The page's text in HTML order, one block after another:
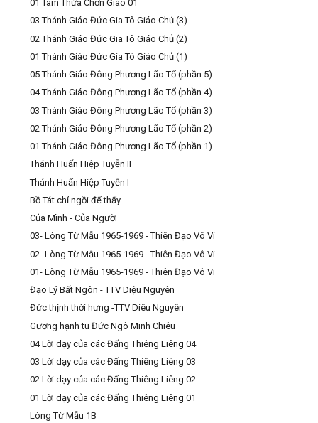
01 Tam Thừa Chơn Giáo 01
03 Thánh Giáo Đức Gia Tô Giáo Chủ (3)
02 Thánh Giáo Đức Gia Tô Giáo Chủ (2)
01 Thánh Giáo Đức Gia Tô Giáo Chủ (1)
05 Thánh Giáo Đông Phương Lão Tổ (phần 5)
04 Thánh Giáo Đông Phương Lão Tổ (phần 4)
03 Thánh Giáo Đông Phương Lão Tổ (phần 3)
02 Thánh Giáo Đông Phương Lão Tổ (phần 2)
01 Thánh Giáo Đông Phương Lão Tổ (phần 1)
Thánh Huấn Hiệp Tuyễn II
Thánh Huấn Hiệp Tuyễn I
Bồ Tát chỉ ngồi để thấy...
Của Mình - Của Người
03- Lòng Từ Mẫu 1965-1969 - Thiên Đạo Vô Vi
02- Lòng Từ Mẫu 1965-1969 - Thiên Đạo Vô Vi
01- Lòng Từ Mẫu 1965-1969 - Thiên Đạo Vô Vi
Đạo Lý Bất Ngôn - TTV Diệu Nguyên
Đức thịnh thời hưng -TTV Diêu Nguyên
Gương hạnh tu Đức Ngô Minh Chiêu
04 Lời dạy của các Đấng Thiêng Liêng 04
03 Lời dạy của các Đấng Thiêng Liêng 03
02 Lời dạy của các Đấng Thiêng Liêng 02
01 Lời dạy của các Đấng Thiêng Liêng 01
Lòng Từ Mẫu 1B